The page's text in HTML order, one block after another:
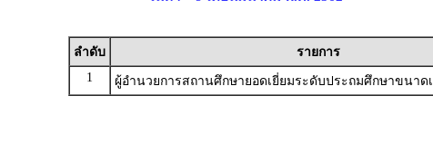
ลำดับ รายการ
1
ผู้อำนวยการสถานศึกษายอดเยี่ยมระดับประถมศึกษาขนาด